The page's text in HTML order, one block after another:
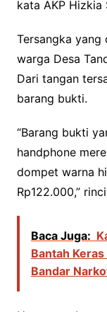
kata AKP Hizkia
Tersangka yang
warga Desa
Dari tangan
barang bukti.
“Barang bukti
handphone
dompet warna
Rp122.000,”
Baca Juga:
Bantah
Bandar